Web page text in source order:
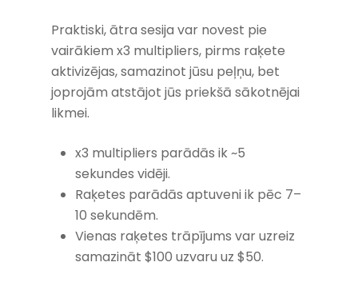
Praktiski, ātra sesija var novest pie
vairākiem x3 multipliers, pirms raķete
aktivizējas, samazinot jūsu peļņu, bet
joprojām atstājot jūs priekšā sākotnējai
likmei.
x3 multipliers parādās ik ~5
sekundes vidēji.
Raķetes parādās aptuveni ik pēc 7–
10 sekundēm.
Vienas raķetes trāpījums var uzreiz
samazināt $100 uzvaru uz $50.